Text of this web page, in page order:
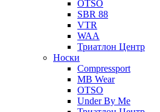
OTSO
SBR 88
VTR
WAA
Триатлон Центр
Носки
Compressport
MB Wear
OTSO
Under By Me